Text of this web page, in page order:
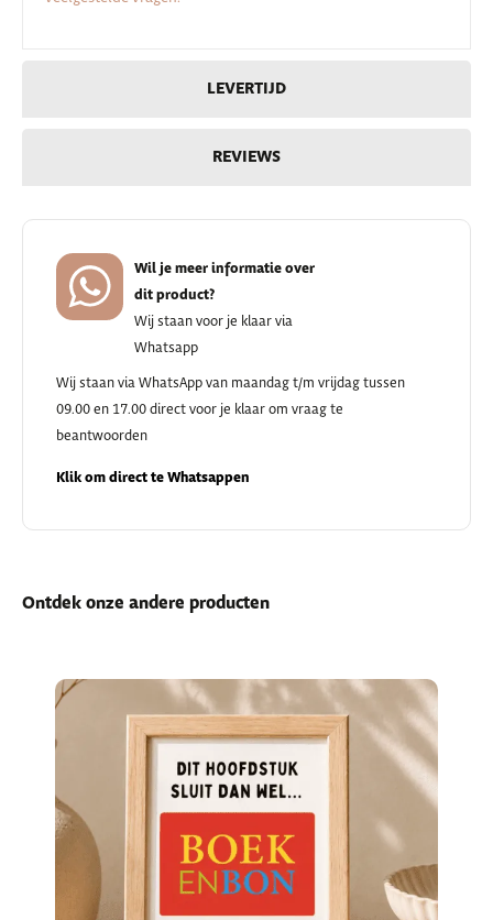
LEVERTIJD
REVIEWS
Wil je meer informatie over
dit product?
Wij staan voor je klaar via
Whatsapp
Wij staan via WhatsApp van maandag t/m vrijdag tussen
09.00 en 17.00 direct voor je klaar om vraag te
beantwoorden
Klik om direct te Whatsappen
Ontdek onze andere producten